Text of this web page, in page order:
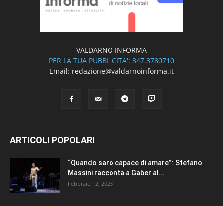
VALDARNO INFORMA
PER LA TUA PUBBLICITA': 347.3780710
Email: redazione@valdarnoinforma.it
ARTICOLI POPOLARI
“Quando sarò capace di amare”: Stefano
Massini racconta a Gaber al...
Febbraio 12, 2023